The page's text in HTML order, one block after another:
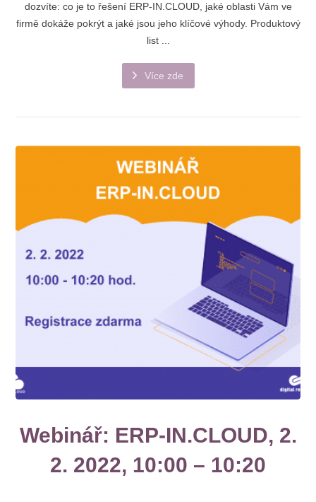
dozvíte: co je to řešení ERP-IN.CLOUD, jaké oblasti Vám ve
firmě dokáže pokrýt a jaké jsou jeho klíčové výhody. Produktový
list ...
Více zde
Webinář: ERP-IN.CLOUD, 2.
2. 2022, 10:00 – 10:20